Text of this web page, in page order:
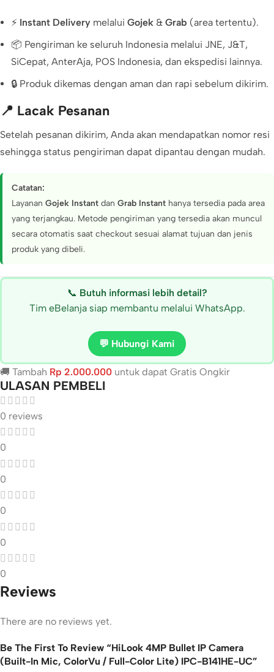
⚡ Instant Delivery melalui Gojek & Grab (area tertentu).
📦 Pengiriman ke seluruh Indonesia melalui JNE, J&T,
SiCepat, AnterAja, POS Indonesia, dan ekspedisi lainnya.
🔒 Produk dikemas dengan aman dan rapi sebelum dikirim.
📍 Lacak Pesanan
Setelah pesanan dikirim, Anda akan mendapatkan nomor resi
sehingga status pengiriman dapat dipantau dengan mudah.
Catatan:
Layanan Gojek Instant dan Grab Instant hanya tersedia pada area
yang terjangkau. Metode pengiriman yang tersedia akan muncul
secara otomatis saat checkout sesuai alamat tujuan dan jenis
produk yang dibeli.
📞 Butuh informasi lebih detail?
Tim eBelanja siap membantu melalui WhatsApp.
💬 Hubungi Kami
🚚 Tambah Rp 2.000.000 untuk dapat Gratis Ongkir
ULASAN PEMBELI
0 reviews
0
0
0
0
0
Reviews
There are no reviews yet.
Be The First To Review “HiLook 4MP Bullet IP Camera
(Built-In Mic, ColorVu / Full-Color Lite) IPC-B141HE-UC”